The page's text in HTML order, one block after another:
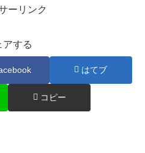
ーリンク
アする
はてブ
コピー